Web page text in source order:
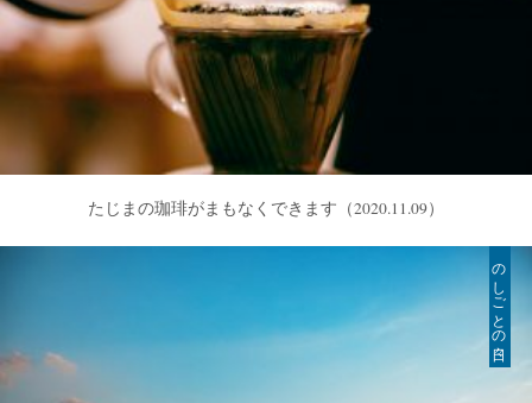
たじまの珈琲がまもなくできます （2020.11.09）
のしごとの日々